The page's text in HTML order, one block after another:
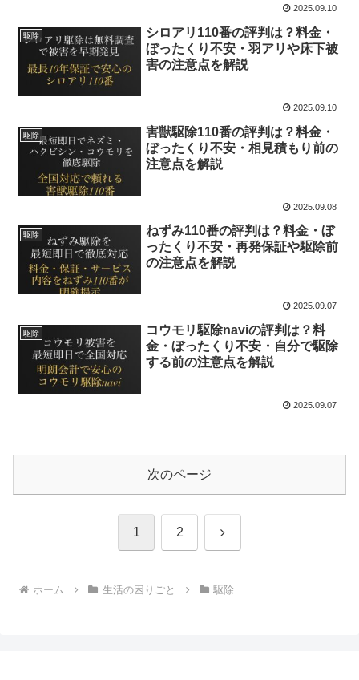
2025.09.10
駆除
シロアリ110番の評判は？料金・
ぼったくり不安・羽アリや床下被
害の注意点を解説
2025.09.10
駆除
害獣駆除110番の評判は？料金・
ぼったくり不安・相見積もり前の
注意点を解説
2025.09.08
駆除
ねずみ110番の評判は？料金・ぼ
ったくり不安・再発保証や駆除前
の注意点を解説
2025.09.07
駆除
コウモリ駆除naviの評判は？料
金・ぼったくり不安・自分で駆除
する前の注意点を解説
2025.09.07
次のページ
1 2 次
ホーム 生活の困りごと 駆除